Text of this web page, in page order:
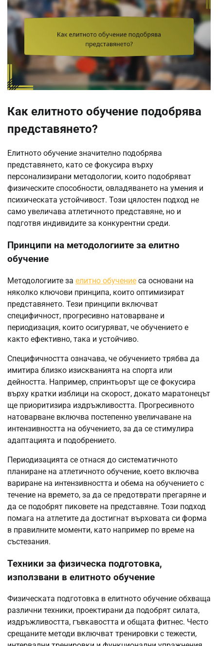
Как елитното обучение подобрява
представянето?
Елитното обучение значително подобрява
представянето, като се фокусира върху
персонализирани методологии, които подобряват
физическите способности, овладяването на умения и
психическата устойчивост. Този цялостен подход не
само увеличава атлетичното представяне, но и
подготвя индивидите за конкурентни среди.
Принципи на методологиите за елитно
обучение
Методологиите за елитно обучение са основани на
няколко ключови принципа, които оптимизират
представянето. Тези принципи включват
специфичност, прогресивно натоварване и
периодизация, които осигуряват, че обучението е
както ефективно, така и устойчиво.
Специфичността означава, че обучението трябва да
имитира близко изискванията на спорта или
дейността. Например, спринтьорът ще се фокусира
върху кратки изблици на скорост, докато маратонецът
ще приоритизира издръжливостта. Прогресивното
натоварване включва постепенно увеличаване на
интензивността на обучението, за да се стимулира
адаптацията и подобрението.
Периодизацията се отнася до систематичното
планиране на атлетичното обучение, което включва
вариране на интензивността и обема на обучението с
течение на времето, за да се предотврати прегаряне и
да се подобрят пиковете на представяне. Този подход
помага на атлетите да достигнат върховата си форма
в правилните моменти, като например по време на
състезания.
Техники за физическа подготовка,
използвани в елитното обучение
Физическата подготовка в елитното обучение обхваща
различни техники, проектирани да подобрят силата,
издръжливостта, гъвкавостта и общата фитнес. Често
срещаните методи включват тренировки с тежести,